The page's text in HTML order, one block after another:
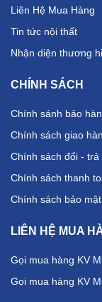
Liên Hệ Mua Hàng
Tin tức nội thất
Nhận diện thương
CHÍNH SÁCH
Chính sánh bảo
Chính sách giao
Chính sách đổi - trả
Chính sách thanh
Chính sách bảo mật
LIÊN HỆ MUA
Gọi mua hàng KV
Gọi mua hàng KV